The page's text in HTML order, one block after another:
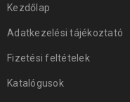
Kezdőlap
Adatkezelési tájékoztató
Fizetési feltételek
Katalógusok